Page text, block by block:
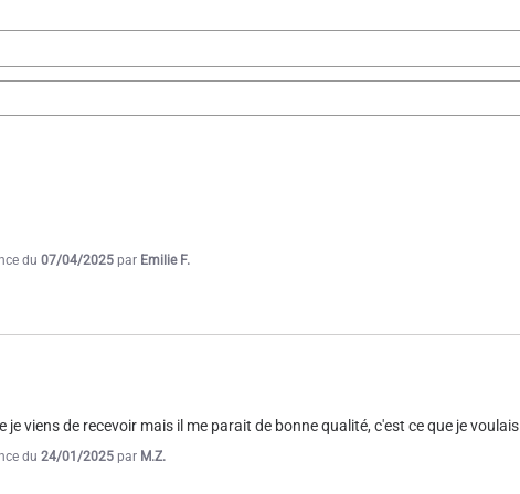
du
du 07/04/2025 par Emilie F.
je viens de recevoir mais il me parait de bonne qualité, c'est ce que je voulais
du 24/01/2025 par M.Z.